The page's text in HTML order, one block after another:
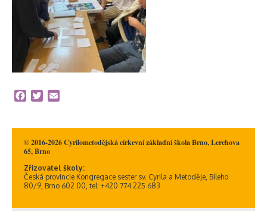
Facebook
Twitter
© 2016-2026 Cyrilometodějská církevní základní škola Brno, Lerchova
65, Brno
Zřizovatel školy:
Česká provincie Kongregace sester sv. Cyrila a Metoděje, Bíleho
80/9, Brno 602 00, tel: +420 774 225 683